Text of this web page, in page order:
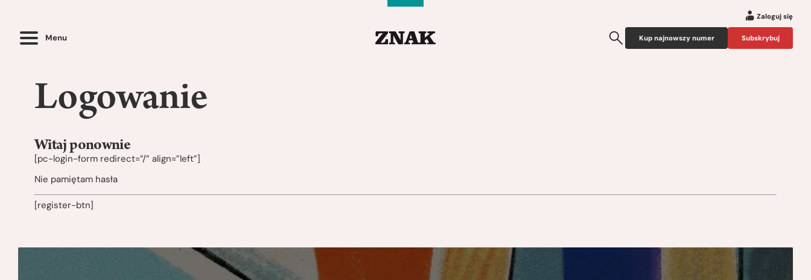
Menu
Zaloguj się
Kup najnowszy numer Subskrybuj
Logowanie
Witaj ponownie
[pc-login-form redirect=”/” align=”left”]
Nie pamiętam hasła
[register-btn]